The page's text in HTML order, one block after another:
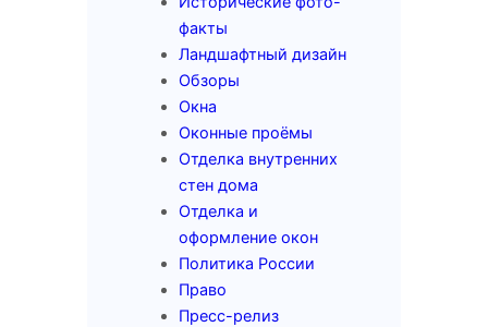
факты
Ландшафтный дизайн
Обзоры
Окна
Оконные проёмы
Отделка внутренних
стен дома
Отделка и
оформление окон
Политика России
Право
Пресс-релиз